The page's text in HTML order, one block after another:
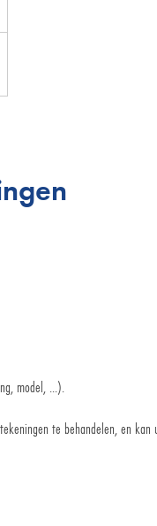
model, ...).
te behandelen, en